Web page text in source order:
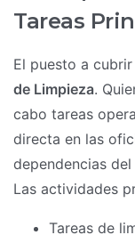
Tareas
El puesto a
de Limpieza.
cabo tareas
directa en las
dependencias
Las actividades
Tareas de